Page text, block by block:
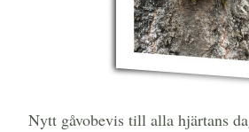
Nytt gåvobevis till alla hjärtans